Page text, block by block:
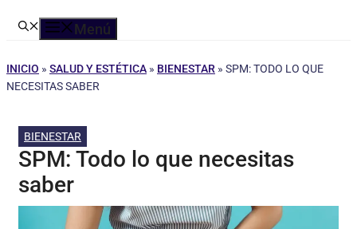
Menú
INICIO » SALUD Y ESTÉTICA » BIENESTAR » SPM: TODO LO QUE
NECESITAS SABER
BIENESTAR
SPM: Todo lo que necesitas
saber